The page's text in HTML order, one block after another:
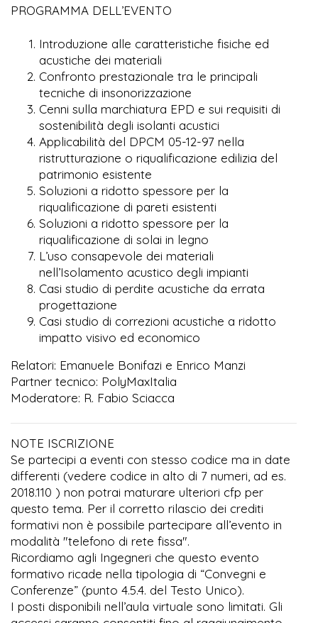
PROGRAMMA DELL’EVENTO
Introduzione alle caratteristiche fisiche ed
acustiche dei materiali
Confronto prestazionale tra le principali
tecniche di insonorizzazione
Cenni sulla marchiatura EPD e sui requisiti di
sostenibilità degli isolanti acustici
Applicabilità del DPCM 05-12-97 nella
ristrutturazione o riqualificazione edilizia del
patrimonio esistente
Soluzioni a ridotto spessore per la
riqualificazione di pareti esistenti
Soluzioni a ridotto spessore per la
riqualificazione di solai in legno
L’uso consapevole dei materiali
nell’Isolamento acustico degli impianti
Casi studio di perdite acustiche da errata
progettazione
Casi studio di correzioni acustiche a ridotto
impatto visivo ed economico
Relatori: Emanuele Bonifazi e Enrico Manzi
Partner tecnico: PolyMaxItalia
Moderatore: R. Fabio Sciacca
NOTE ISCRIZIONE
Se partecipi a eventi con stesso codice ma in date
differenti (vedere codice in alto di 7 numeri, ad es.
2018.110 ) non potrai maturare ulteriori cfp per
questo tema. Per il corretto rilascio dei crediti
formativi non è possibile partecipare all’evento in
modalità "telefono di rete fissa".
Ricordiamo agli Ingegneri che questo evento
formativo ricade nella tipologia di “Convegni e
Conferenze” (punto 4.5.4. del Testo Unico).
I posti disponibili nell’aula virtuale sono limitati. Gli